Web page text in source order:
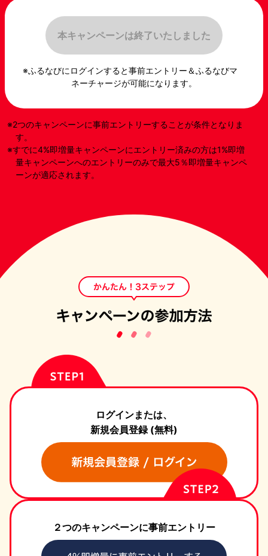
本キャンペーンは終了いたしました
ふるなびにログインすると事前エントリー＆ふるなびマ
ネーチャージが可能になります。
2つのキャンペーンに事前エントリーすることが条件となりま
す。
すでに4%即増量キャンペーンにエントリー済みの方は1%即増
量キャンペーンへのエントリーのみで最大5％即増量キャンペ
ーンが適応されます。
ログインまたは、
新規会員登録 (無料)
２つのキャンペーンに事前エントリー